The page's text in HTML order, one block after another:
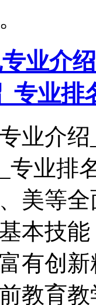
业介
专业排
业介
专业排
美等
本技
有创
教育